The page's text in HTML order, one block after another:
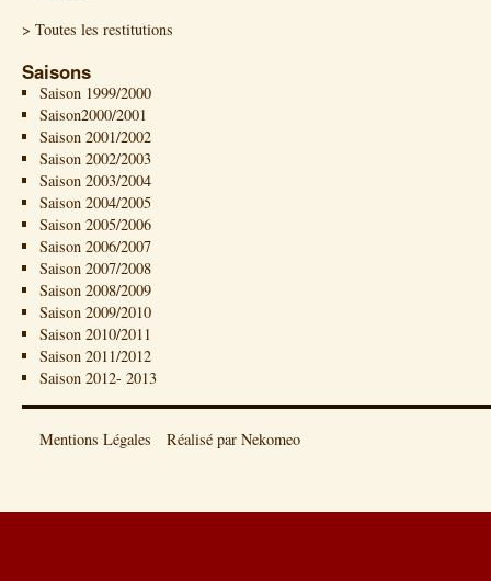
> Toutes les restitutions
Saisons
Saison 1999/2000
Saison2000/2001
Saison 2001/2002
Saison 2002/2003
Saison 2003/2004
Saison 2004/2005
Saison 2005/2006
Saison 2006/2007
Saison 2007/2008
Saison 2008/2009
Saison 2009/2010
Saison 2010/2011
Saison 2011/2012
Saison 2012- 2013
Mentions Légales Réalisé par Nekomeo